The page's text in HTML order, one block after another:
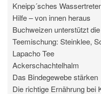
Kneipp´sches
Hilfe – von innen heraus
Buchweizen unterstützt
Teemischung: Steinklee,
Lapacho Tee
Ackerschachtelhalm
Das Bindegewebe stärken
Die richtige Ernährung bei